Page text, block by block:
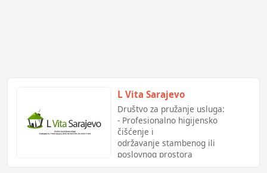
L Vita Sarajevo
Društvo za pružanje usluga:
- Profesionalno higijensko
čišćenje i
održavanje stambenog ili
poslovnog prostora